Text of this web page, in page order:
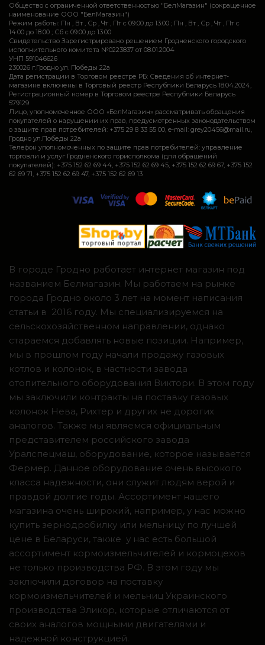
Общество с ограниченной ответственностью "БелМагазин" (сокращенное
наименование ООО "БелМагазин")
Режим работы: Пн , Вт , Ср , Чт , Пт c 09:00 до 13:00 ; Пн , Вт , Ср , Чт , Пт c
14:00 до 18:00 ; Сб c 09:00 до 13:00
Свидетельство Зарегистрировано решением Гродненского городского
исполнительного комитета №0223837 от 08.01.2004
УНП 591046626
230026 г.Гродно ул. Победы 22а
Дата регистрации в Торговом реестре РБ: Сведения об интернет-
магазине включены в Торговый реестр Республики Беларусь 18.04.2024,
Регистрационный номер в Торговом реестре Республики Беларусь
579129
Лицо, уполномоченное ООО «БелМагазин» рассматривать обращения
покупателей о нарушении их прав, предусмотренных законодательством
о защите прав потребителей: +375 29 8 33 55 00, e-mail: grey20456@mail.ru,
Гродно ул.Победы 22а
Телефон уполномоченных по защите прав потребителей: управление
торговли и услуг Гродненского горисполкома (для обращений
покупателей): +375 152 62 69 44, +375 152 62 69 45, +375 152 62 69 67, +375 152
62 69 71, +375 152 62 69 47, +375 152 62 69 13
В городе Гродно работает интернет магазин под
названием Белмагазин. Мы работаем на рынке
города Гродно около 3 лет на момент написания
статьи в 2016 году. Мы специализируемся на
сельскохозяйственном направлении, однако
стараемся добавлять новые позиции. Например,
мы в прошлом году начали продажу газовых
котлов и колонок, в частности завода
отопительного оборудования Виктори. В этом году
мы заключили контракты на поставку газовых
колонок Нева, Рихтер и других не дорогих
аналогов. Также мы являемся официальным
представителем российского завода
Уралспецмаш, оборудование, которое называется
Фермер. Данное оборудование очень высокого
класса надежности, они служит людям верой и
правдой долгие годы. Ассортимент нашего
магазина очень широкий, например, у нас можно
купить зернодробилку или мельницу по лучшей
цене в Беларуси, также у нас есть большой
ассортимент кормоизмельчителей и кормоцехов
не только производства РФ. В этом году мы
заключили договор на поставку
кормоизмельчителей и мельниц Украинского
производства Эликор, которые отличаются от
своих аналогов мощными двигателями и
надежной конструкцией.